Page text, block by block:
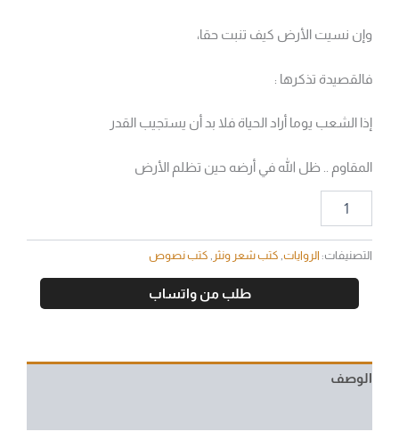
وإن نسيت الأرض كيف تنبت حقا،
فالقصيدة تذكرها :
إذا الشعب يوما أراد الحياة فلا بد أن يستجيب القدر
المقاوم .. ظل الله في أرضه حين تظلم الأرض
التصنيفات: الروايات, كتب شعر ونثر , كتب نصوص
طلب من واتساب
الوصف